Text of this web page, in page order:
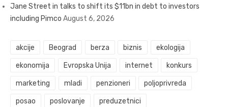
Jane Street in talks to shift its $11bn in debt to investors
including Pimco August 6, 2026
akcije Beograd berza biznis ekologija
ekonomija Evropska Unija internet konkurs
marketing mladi penzioneri poljoprivreda
posao poslovanje preduzetnici